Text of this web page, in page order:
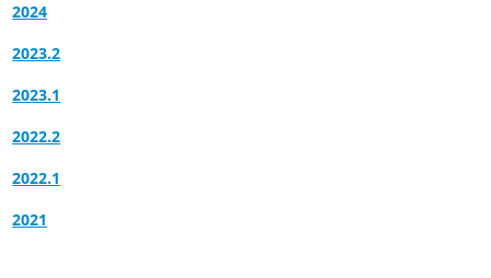
2024
2023.2
2023.1
2022.2
2022.1
2021